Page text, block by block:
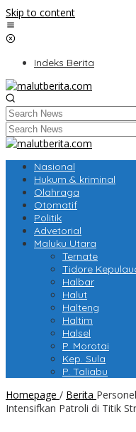
Skip to content
Indeks Berita
Nasional
Hukum & kriminal
Olahraga
Otomatif
Politik
Advetorial
Maluku Utara
Ternate
Tidore
Halbar
Halut
Halteng
Haltim
Halsel
P. Morotai
Kep. Sula
P. Taliabu
Homepage / Berita
Intensifkan Patroli di Titik